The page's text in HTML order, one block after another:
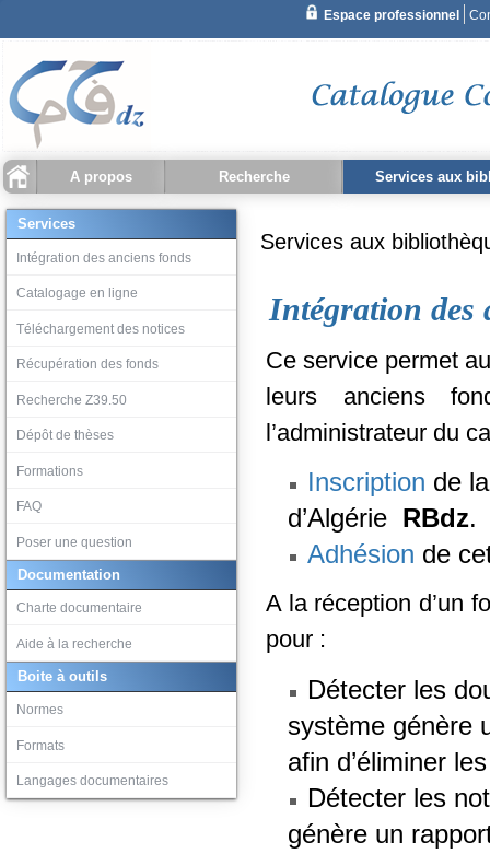
A propos
Qu'est ce que CCDZ ?
Statistiques
Recherche
Recherche document
Recherche avancée
Recherche bibliothèque
Historique recherche
Services aux
Services
Intégration des anciens fonds
Catalogage en ligne
Téléchargement des notices
Récupération des fonds
Recherche Z39.50
Dépôt de thèses
Formations
FAQ
Poser une question
Documentation
Charte documentaire
Aide à la recherche
Boite à outils
Normes
Formats
Langages documentaires
Services aux
Intégration des
Ce service permet
leurs anciens
l’administrateur du
Inscription de
d’Algérie RBdz.
Adhésion de
A la réception d’un
pour :
Détecter les
système génère
afin d’éliminer
Détecter les
génère un